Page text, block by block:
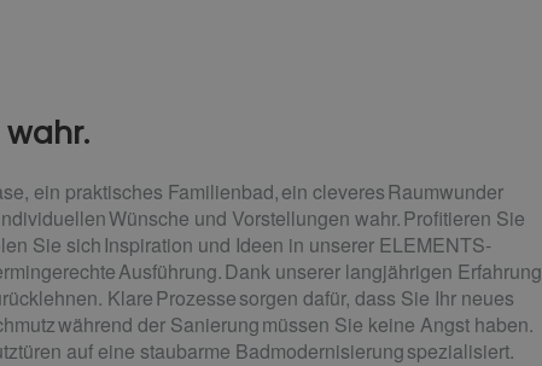
ein praktisches Familienbad, ein cleveres Raumwunder
Wünsche und Vorstellungen wahr. Profitieren Sie
Sie sich Inspiration und Ideen in unserer ELEMENTS-
Ausführung. Dank unserer langjährigen Erfahrung
Klare Prozesse sorgen dafür, dass Sie Ihr neues
während der Sanierung müssen Sie keine Angst haben.
auf eine staubarme Badmodernisierung spezialisiert.